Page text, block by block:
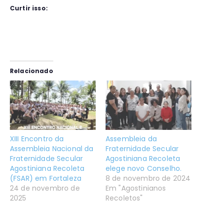
Curtir isso:
Relacionado
XIII Encontro da
Assembleia Nacional da
Fraternidade Secular
Agostiniana Recoleta
(FSAR) em Fortaleza
24 de novembro de
2025
Assembleia da
Fraternidade Secular
Agostiniana Recoleta
elege novo Conselho.
8 de novembro de 2024
Em "Agostinianos
Recoletos"